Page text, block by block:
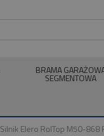
BRAMA
SEGMENTOWA
Silnik Elero RolTop M50-